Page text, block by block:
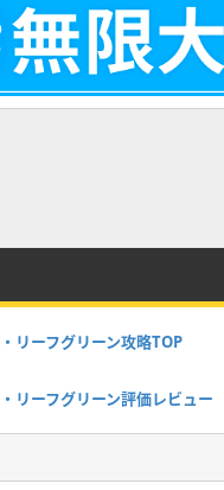
リーフグリーン攻略TOP
リーフグリーン評価レビュー